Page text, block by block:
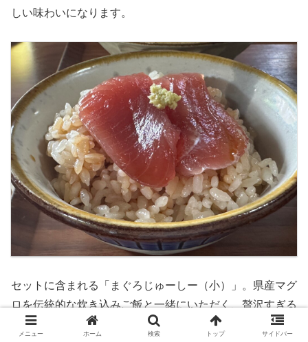
しい味わいになります。
セットに含まれる「まぐろじゅーしー（小）」。県産マグ
ロを伝統的な炊き込みご飯と一緒にいただく、贅沢すぎる
サイドメニューです！
メニュー ホーム 検索 トップ サイドバー